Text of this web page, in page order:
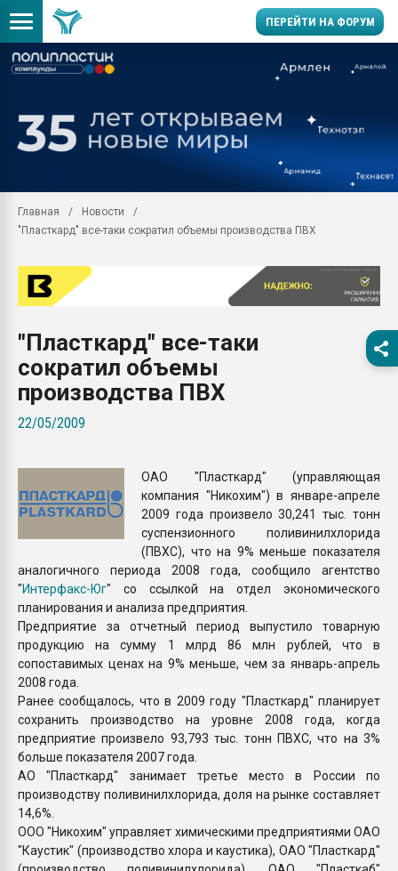
ПЕРЕЙТИ НА ФОРУМ
производство SPC
цикла
заводу пластмасс"
Подмосковье, Москва
28.07.2026
28.07.2026
ПЕРЕЙТИ НА
Главная
Новости
"Пласткард" все-таки сократил объемы производства ПВХ
"Пласткард" все-таки
сократил объемы
производства ПВХ
22/05/2009
ОАО "Пласткард" (управляющая
компания "Никохим") в январе-апреле
2009 года произвело 30,241 тыс. тонн
суспензионного поливинилхлорида
(ПВХС), что на 9% меньше показателя
аналогичного периода 2008 года, сообщило агентство
"Интерфакс-Юг" со ссылкой на отдел экономического
планирования и анализа предприятия.
Предприятие за отчетный период выпустило товарную
продукцию на сумму 1 млрд 86 млн рублей, что в
сопоставимых ценах на 9% меньше, чем за январь-апрель
2008 года.
Ранее сообщалось, что в 2009 году "Пласткард" планирует
сохранить производство на уровне 2008 года, когда
предприятие произвело 93,793 тыс. тонн ПВХС, что на 3%
больше показателя 2007 года.
АО "Пласткард" занимает третье место в России по
производству поливинилхлорида, доля на рынке составляет
14,6%.
ООО "Никохим" управляет химическими предприятиями ОАО
"Каустик" (производство хлора и каустика), ОАО "Пласткард"